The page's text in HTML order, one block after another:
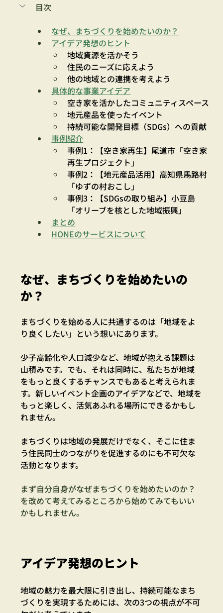
目次
なぜ、まちづくりを始めたいのか？
アイデア発想のヒント
地域資源を活かそう
住民のニーズに応えよう
他の地域との連携を考えよう
具体的な事業アイデア
空き家を活かしたコミュニティスペース
地元産品を使ったイベント
持続可能な開発目標（SDGs）への貢献
事例紹介
事例1：【空き家再生】尾道市「空き家
再生プロジェクト」
事例2：【地元産品活用】高知県馬路村
「ゆずの村おこし」
事例3：【SDGsの取り組み】小豆島
「オリーブを核とした地域振興」
まとめ
HONEのサービスについて
なぜ、まちづくりを始めたいの
か？
まちづくりを始める人に共通するのは「地域をよ
り良くしたい」という想いにあります。
少子高齢化や人口減少など、地域が抱える課題は
山積みです。でも、それは同時に、私たちが地域
をもっと良くするチャンスでもあると考えられま
す。新しいイベント企画のアイデアなどで、地域を
もっと楽しく、活気あふれる場所にできるかもし
れません。
まちづくりは地域の発展だけでなく、そこに住ま
う住民同士のつながりを促進するのにも不可欠な
活動となります。
まず自分自身がなぜまちづくりを始めたいのか？
を改めて考えてみるところから始めてみてもいい
かもしれません。
アイデア発想のヒント
地域の魅力を最大限に引き出し、持続可能なまち
づくりを実現するためには、次の3つの視点が不可